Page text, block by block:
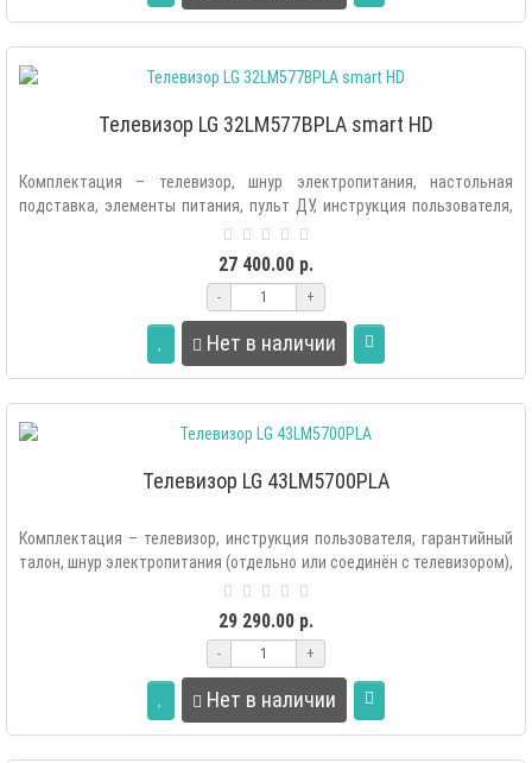
Телевизор LG 32LM577BPLA smart HD
Комплектация – телевизор, шнур электропитания, настольная
подставка, элементы питания, пульт ДУ, инструкция пользователя,
27 400.00 р.
- +
Нет в наличии
Телевизор LG 43LM5700PLA
Комплектация – телевизор, инструкция пользователя, гарантийный
талон, шнур электропитания (отдельно или соединён с телевизором),
29 290.00 р.
- +
Нет в наличии